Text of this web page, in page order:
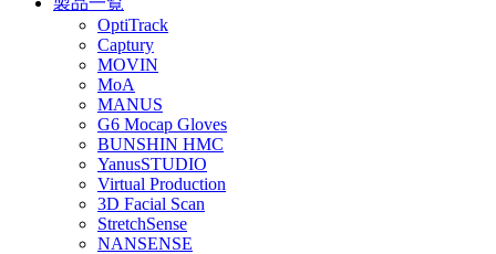
OptiTrack
Captury
MOVIN
MoA
MANUS
G6 Mocap Gloves
BUNSHIN HMC
YanusSTUDIO
Virtual Production
3D Facial Scan
StretchSense
NANSENSE